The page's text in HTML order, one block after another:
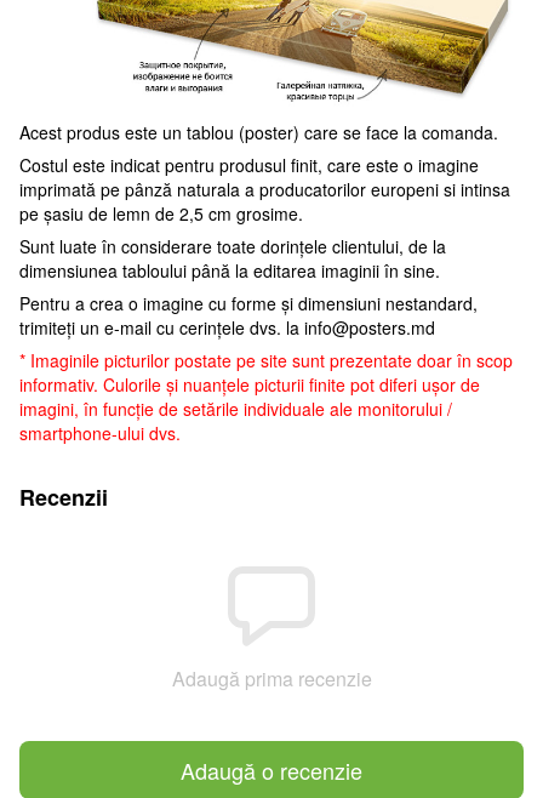
Acest produs este un tablou (poster) care se face la comanda.
Costul este indicat pentru produsul finit, care este o imagine
imprimată pe pânză naturala a producatorilor europeni si intinsa
pe șasiu de lemn de 2,5 cm grosime.
Sunt luate în considerare toate dorințele clientului, de la
dimensiunea tabloului până la editarea imaginii în sine.
Pentru a crea o imagine cu forme și dimensiuni nestandard,
trimiteți un e-mail cu cerințele dvs. la info@posters.md
* Imaginile picturilor postate pe site sunt prezentate doar în scop
informativ. Culorile și nuanțele picturii finite pot diferi ușor de
imagini, în funcție de setările individuale ale monitorului /
smartphone-ului dvs.
Recenzii
Adaugă prima recenzie
Adaugă o recenzie